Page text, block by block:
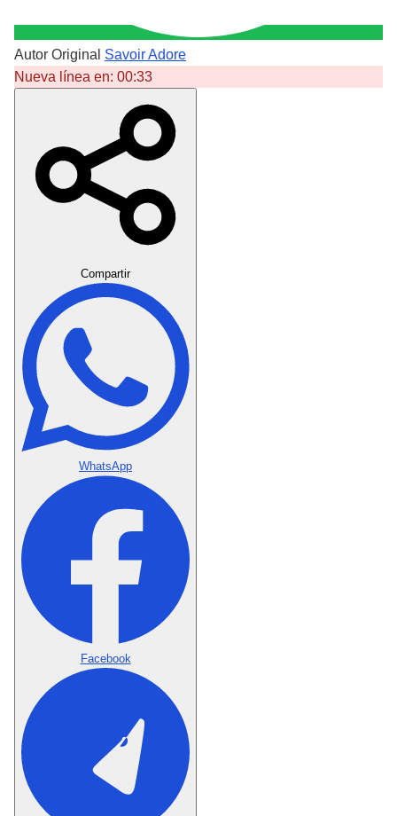
Autor Original Savoir Adore
Nueva línea en: 00:33
Compartir
WhatsApp
Facebook